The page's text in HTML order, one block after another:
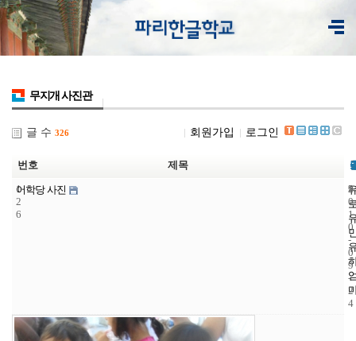
무지개 사진관
글 수 326 회원가입 로그인
번호 제목
1
2
6
어학당 사진 9
2
0
1
0
-
0
9
-
2
4